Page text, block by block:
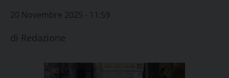
20 Novembre 2025 - 11:59
di Redazione